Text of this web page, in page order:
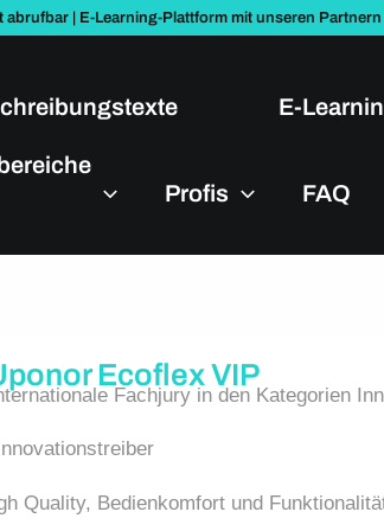
abrufbar | E-Learning-Plattform mit unseren Partnern
E-
Profis
FAQ
Ecoflex VIP
Fachjury in den Kategorien
Quality, Bedienkomfort und